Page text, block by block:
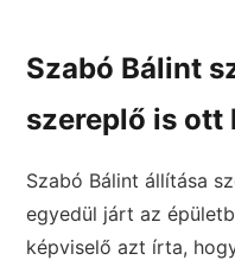
Szabó Bálint
szereplő is ott
Szabó Bálint állítása
egyedül járt az
képviselő azt írta,